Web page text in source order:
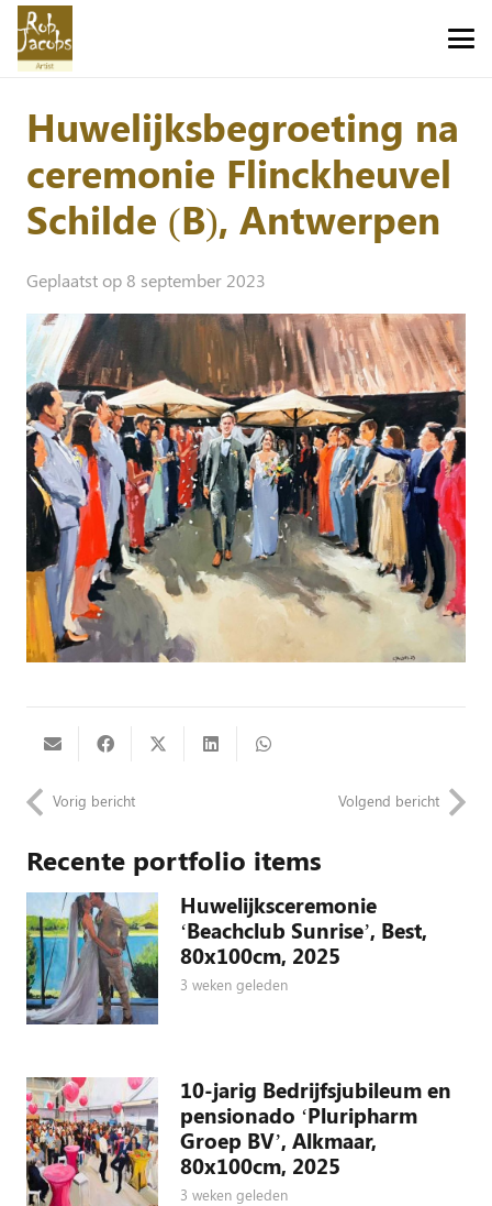
Huwelijksbegroeting na
ceremonie Flinckheuvel
Schilde (B), Antwerpen
Geplaatst op 8 september 2023
Vorig bericht Volgend bericht
Recente portfolio items
Huwelijksceremonie
‘Beachclub Sunrise’, Best,
80x100cm, 2025
3 weken geleden
10-jarig Bedrijfsjubileum en
pensionado ‘Pluripharm
Groep BV’, Alkmaar,
80x100cm, 2025
3 weken geleden